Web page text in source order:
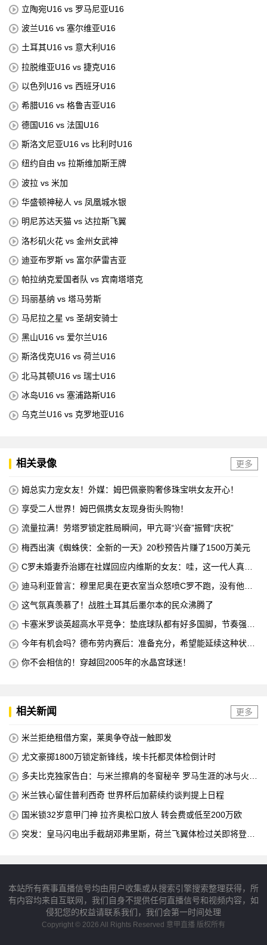
立陶宛U16 vs 罗马尼亚U16
波兰U16 vs 塞尔维亚U16
土耳其U16 vs 意大利U16
拉脱维亚U16 vs 捷克U16
以色列U16 vs 西班牙U16
希腊U16 vs 格鲁吉亚U16
德国U16 vs 法国U16
斯洛文尼亚U16 vs 比利时U16
纽约自由 vs 拉斯维加斯王牌
波拉 vs 米加
华盛顿神秘人 vs 凤凰城水银
明尼苏达天猫 vs 达拉斯飞翼
洛杉矶火花 vs 金州女武神
迪亚布罗斯 vs 富尔萨雷吉亚
帕拉纳克爱国者队 vs 宾南塔塔克
玛丽基纳 vs 塔马劳斯
马尼拉之星 vs 圣胡安骑士
黑山U16 vs 爱尔兰U16
斯洛伐克U16 vs 荷兰U16
北马其顿U16 vs 瑞士U16
冰岛U16 vs 塞浦路斯U16
乌克兰U16 vs 克罗地亚U16
相关录像 更多
姆总实力宠女友！外媒：姆巴佩豪购奢侈珠宝哄女友开心！
享受二人世界！姆巴佩携女友现身街头购物！
流量拉满！劳塔罗锁定胜局瞬间，甲亢哥“兴奋”振臂“庆祝”
梅西出演《蜘蛛侠：全新的一天》20秒预告片赚了1500万美元
C罗未婚妻乔治娜在社媒回应内维斯的女友：哇，这一代人真劲
迪马利亚曾言：穆里尼奥在更衣室当众怒喷C罗不跑，没有他不
这气氛真羡慕了！战胜土耳其后墨尔本的民众沸腾了
卡塞米罗谈英超高水平竞争：垫底球队都有好多国脚，节奏强度
今年有机会吗？德布劳内赛后：准备充分，希望能延续这种状
你不会相信的！穿越回2005年的水晶宫球迷！
相关新闻 更多
米兰拒绝租借方案，莱奥争夺战一触即发
尤文豪掷1800万锁定新锋线，埃卡托都灵体检倒计时
多夫比克独家告白：与米兰擦肩的冬窗秘辛 罗马生涯的冰与火之
米兰铁心留住普利西奇 世界杯后加薪续约谈判提上日程
国米锁32岁意甲门神 拉齐奥松口放人 转会费或低至200万欧
突发：皇马闪电出手截胡邓弗里斯，荷兰飞翼体检过关即将登陆
本站所有赛事直播信号均由用户收集或从搜索引擎搜索整理获得，所
有内容均来自互联网，我们自身不提供任何直播信号和视频内容，如
侵犯您的权益请联系我们，我们会第一时间处理
Copyright © 2026 All Rights Reserved 意甲直播 版权所有